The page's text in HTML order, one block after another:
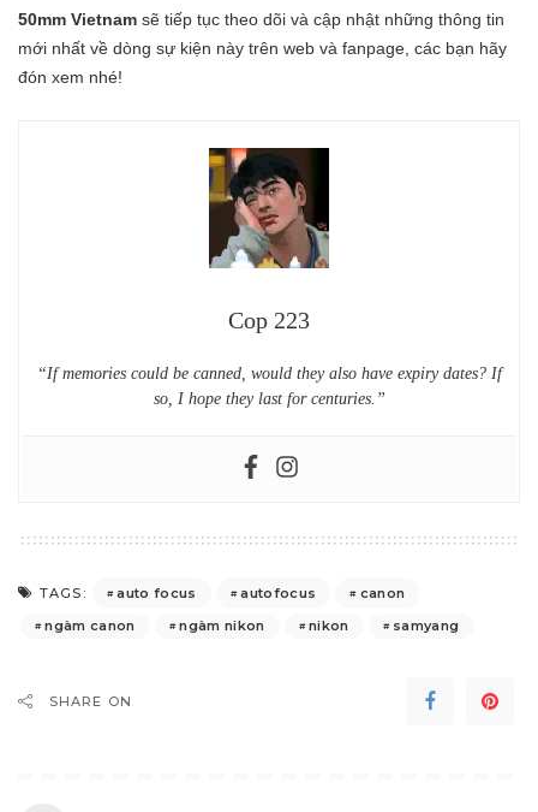
50mm Vietnam sẽ tiếp tục theo dõi và cập nhật những thông tin
mới nhất về dòng sự kiện này trên web và fanpage, các bạn hãy
đón xem nhé!
Cop 223
“If memories could be canned, would they also have expiry dates? If
so, I hope they last for centuries.”
TAGS: auto focus autofocus
canon
ngàm canon
ngàm nikon nikon samyang
SHARE ON